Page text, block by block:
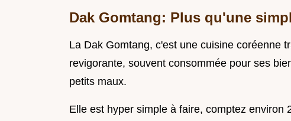
Dak Gomtang: Plus qu'une
La Dak Gomtang, c'est une cuisine coréenne
revigorante, souvent consommée pour ses
petits maux.
Elle est hyper simple à faire, comptez environ